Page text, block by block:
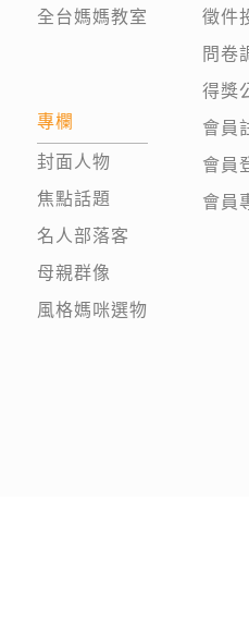
全台媽媽教室
專欄
封面人物
焦點話題
名人部落客
母親群像
風格媽咪選物
徵件
問卷
得獎
會員
會員
會員